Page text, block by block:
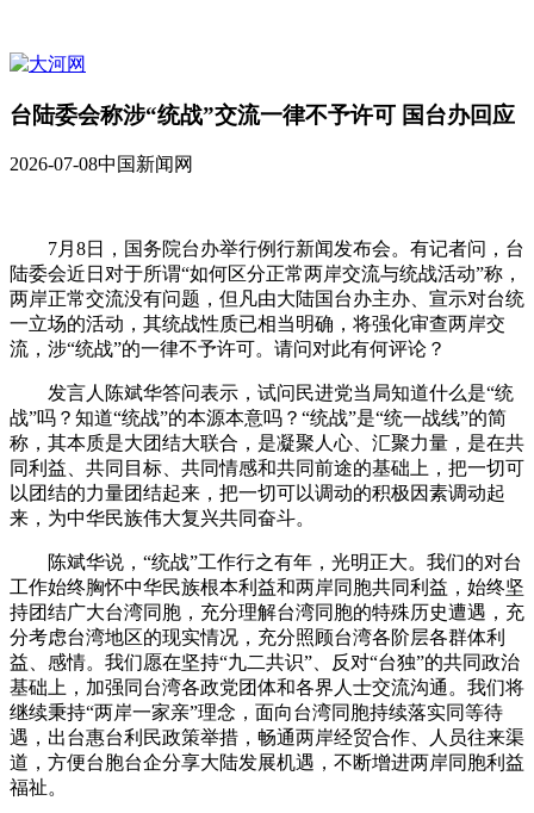
台陆委会称涉“统战”交流一律不予许可 国台办回应
2026-07-08中国新闻网
7月8日，国务院台办举行例行新闻发布会。有记者问，台
陆委会近日对于所谓“如何区分正常两岸交流与统战活动”称，
两岸正常交流没有问题，但凡由大陆国台办主办、宣示对台统
一立场的活动，其统战性质已相当明确，将强化审查两岸交
流，涉“统战”的一律不予许可。请问对此有何评论？
发言人陈斌华答问表示，试问民进党当局知道什么是“统
战”吗？知道“统战”的本源本意吗？“统战”是“统一战线”的简
称，其本质是大团结大联合，是凝聚人心、汇聚力量，是在共
同利益、共同目标、共同情感和共同前途的基础上，把一切可
以团结的力量团结起来，把一切可以调动的积极因素调动起
来，为中华民族伟大复兴共同奋斗。
陈斌华说，“统战”工作行之有年，光明正大。我们的对台
工作始终胸怀中华民族根本利益和两岸同胞共同利益，始终坚
持团结广大台湾同胞，充分理解台湾同胞的特殊历史遭遇，充
分考虑台湾地区的现实情况，充分照顾台湾各阶层各群体利
益、感情。我们愿在坚持“九二共识”、反对“台独”的共同政治
基础上，加强同台湾各政党团体和各界人士交流沟通。我们将
继续秉持“两岸一家亲”理念，面向台湾同胞持续落实同等待
遇，出台惠台利民政策举措，畅通两岸经贸合作、人员往来渠
道，方便台胞台企分享大陆发展机遇，不断增进两岸同胞利益
福祉。